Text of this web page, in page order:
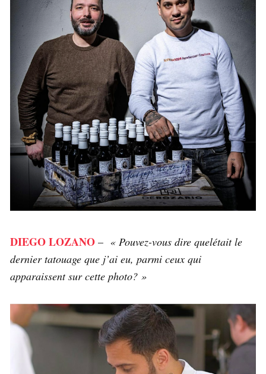
DIEGO LOZANO – « Pouvez-vous dire quelétait le
dernier tatouage que j’ai eu, parmi ceux qui
apparaissent sur cette photo? »